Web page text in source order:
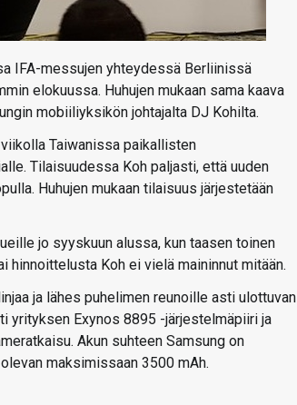
IFA-messujen yhteydessä Berliinissä
elokuussa. Huhujen mukaan sama kaava
mobiiliyksikön johtajalta DJ Kohilta.
Taiwanissa paikallisten
Tilaisuudessa Koh paljasti, että uuden
Huhujen mukaan tilaisuus järjestetään
jo syyskuun alussa, kun taasen toinen
hinnoittelusta Koh ei vielä maininnut mitään.
ja lähes puhelimen reunoille asti ulottuvan
yrityksen Exynos 8895 -järjestelmäpiiri ja
Akun suhteen Samsung on
maksimissaan 3500 mAh.